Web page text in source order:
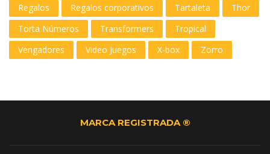
Regalos
Regalos corporativos Tartaleta
Thor
Torta Números
Transformers
Tropical
Vengadores
Video Juegos X-box Zorro
MARCA REGISTRADA ®